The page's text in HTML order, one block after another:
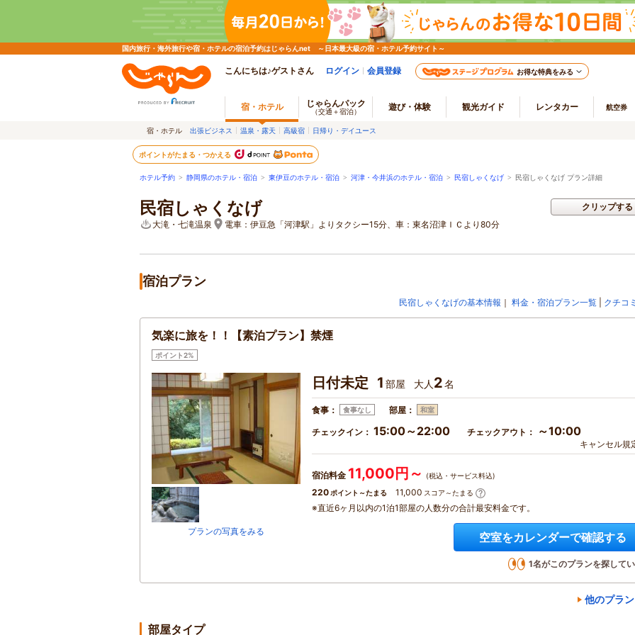
国内旅行・海外旅行や宿・ホテルの宿泊予約はじゃらんnet ～日本最大級の宿・ホテル予約サイト～
こんにちは♪ゲストさん ログイン 会員登録 お得な特典をみる
宿・ホテル じゃらんパック
（交通＋宿泊） 遊び・体験 観光ガイド レンタカー 航空券
宿・ホテル 出張ビジネス 温泉・露天 高級宿 日帰り・デイユース
ポイントがたまる・つかえる
ホテル予約 > 静岡県のホテル・宿泊 > 東伊豆のホテル・宿泊 > 河津・今井浜のホテル・宿泊 > 民宿しゃくなげ > 民宿しゃくなげ プラン詳細
民宿しゃくなげ
大滝・七滝温泉 電車：伊豆急「河津駅」よりタクシー15分、車：東名沼津ＩＣより80分
クリップする
宿泊プラン
民宿しゃくなげの基本情報 ｜ 料金・宿泊プラン一覧 クチコ
気楽に旅を！！【素泊プラン】禁煙
ポイント2%
プランの写真をみる
日付未定 1 部屋 大人 2名
食事： 食事なし 部屋： 和室
チェックイン： 15:00～22:00 チェックアウト： ～10:00
キャンセル規
宿泊料金 11,000円～ (税込・サービス料込)
220 ポイント～たまる 11,000 スコア～たまる
※直近6ヶ月以内の1泊1部屋の人数分の合計最安料金です。
空室をカレンダーで確認する
1名がこのプランを探して
他のプラ
部屋タイプ